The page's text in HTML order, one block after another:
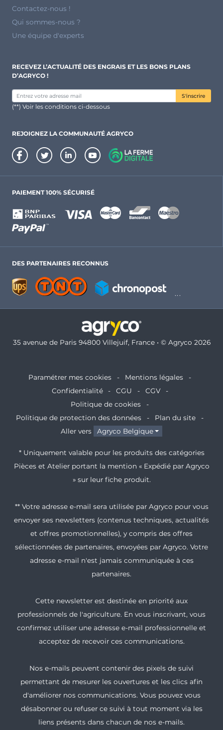
Contactez-nous !
Qui sommes-nous ?
Une équipe d'experts
RECEVEZ L’ACTUALITÉ DES ENGRAIS ET LES BONS PLANS
D’AGRYCO !
S'inscrire
(**) Voir les conditions ci-dessous
REJOIGNEZ LA COMMUNAUTÉ AGRYCO
PAIEMENT 100% SÉCURISÉ
DES PARTENAIRES RECONNUS
35 avenue de Paris 94800 Villejuif, France • © Agryco 2026
Paramétrer mes cookies
Mentions légales
Confidentialité
CGU
CGV
Politique de cookies
Politique de protection des données
Plan du site
Aller vers
Agryco Belgique
* Uniquement valable pour les produits des catégories
Pièces et Atelier portant la mention « Expédié par Agryco
» sur leur fiche produit.
** Votre adresse e-mail sera utilisée par Agryco pour vous
envoyer ses newsletters (contenus techniques, actualités
et offres promotionnelles), y compris des offres
sélectionnées de partenaires, envoyées par Agryco. Votre
adresse e-mail n'est jamais communiquée à ces
partenaires.
Cette newsletter est destinée en priorité aux
professionnels de l'agriculture. En vous inscrivant, vous
confirmez utiliser une adresse e-mail professionnelle et
acceptez de recevoir ces communications.
Nos e-mails peuvent contenir des pixels de suivi
permettant de mesurer les ouvertures et les clics afin
d'améliorer nos communications. Vous pouvez vous
désabonner ou refuser ce suivi à tout moment via les
liens présents dans chacun de nos e-mails.